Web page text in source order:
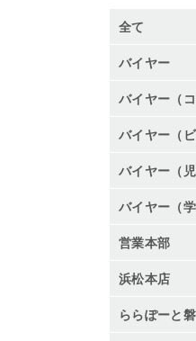
全て
バイヤー
バイヤー（コ
バイヤー（ビ
バイヤー（児
バイヤー（学
営業本部
浜松本店
ららぽーと